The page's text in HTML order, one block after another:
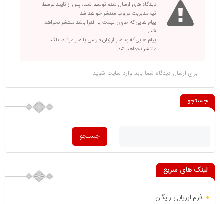
دیدگاه های ارسال شده توسط شما، پس از تایید توسط
تیم مدیریت در وب منتشر خواهد شد.
پیام هایی که حاوی تهمت یا افترا باشد منتشر نخواهد
شد.
پیام هایی که به غیر از زبان فارسی یا غیر مرتبط باشد
منتشر نخواهد شد.
برای ارسال دیدگاه شما باید وارد سایت شوید.
جستجو
لینک های سریع
فرم ارزیابی رایگان